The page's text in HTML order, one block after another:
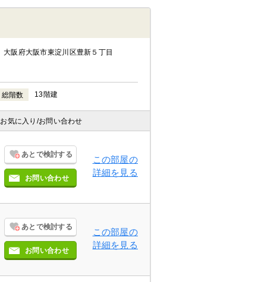
大阪府大阪市東淀川区豊新５丁目
総階数 13階建
お気に入り /お問い合わせ
あとで検討する
お問い合わせ
この部屋の
詳細を見る
あとで検討する
お問い合わせ
この部屋の
詳細を見る